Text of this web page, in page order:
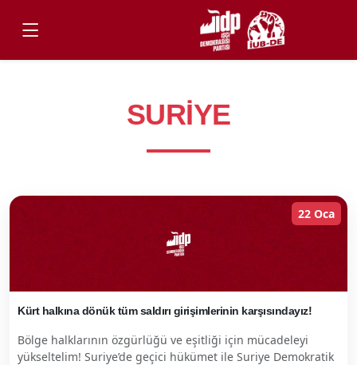
SURIYE
22 Oca
Kürt halkına dönük tüm saldırı girişimlerinin karşısındayız!
Bölge halklarının özgürlüğü ve eşitliği için mücadeleyi
yükseltelim! Suriye’de geçici hükümet ile Suriye Demokratik